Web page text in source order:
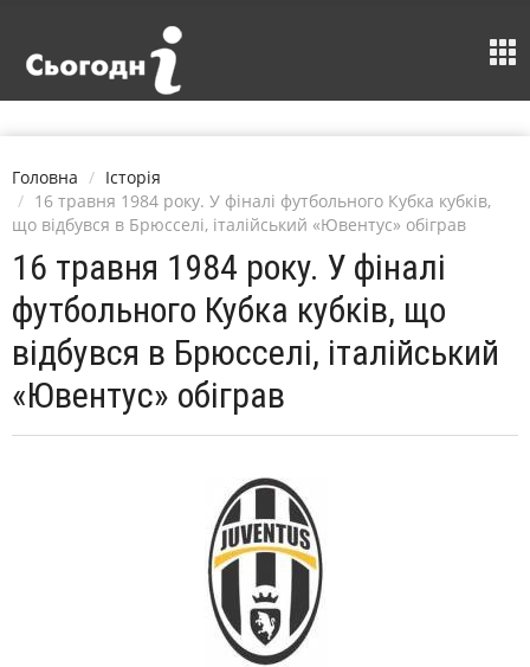
Головна
Історія
16 травня 1984 року. У фіналі футбольного Кубка кубків,
що відбувся в Брюсселі, італійський «Ювентус» обіграв
16 травня 1984 року. У фіналі
футбольного Кубка кубків, що
відбувся в Брюсселі, італійський
«Ювентус» обіграв